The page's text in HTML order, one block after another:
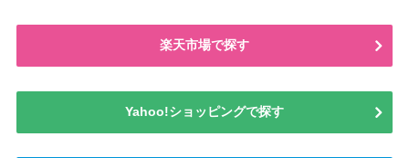
楽天市場で探す
Yahoo!ショッピングで探す